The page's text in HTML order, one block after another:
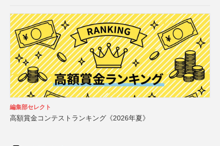
編集部セレクト
高額賞金コンテストランキング《2026年夏》